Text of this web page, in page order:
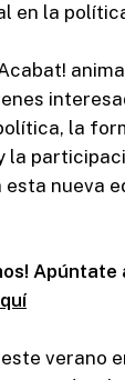
en la
Acabat!
la
la
esta nueva
Apúntate
este verano